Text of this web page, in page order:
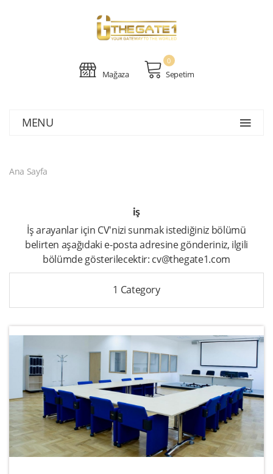
Mağaza Sepetim
0
MENU
Ana Sayfa
iş
İş arayanlar için CV'nizi sunmak istediğiniz bölümü
belirten aşağıdaki e-posta adresine gönderiniz, ilgili
bölümde gösterilecektir: cv@thegate1.com
1 Category